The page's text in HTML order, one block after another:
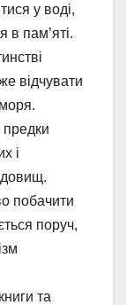
у воді,
в пам’яті.
відчувати
і
побачити
поруч,
та